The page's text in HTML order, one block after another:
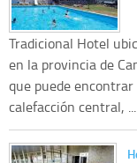
Tradicional Hotel
en la provincia de
que puede
calefacción central, ...